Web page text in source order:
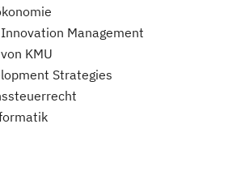
Management
KMU
Strategies